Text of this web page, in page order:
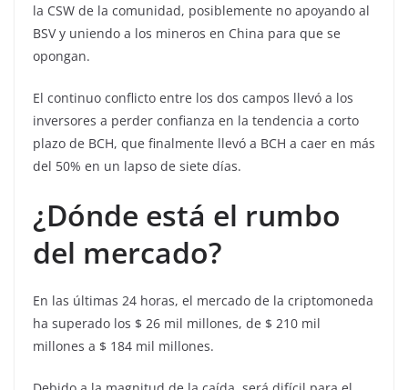
la CSW de la comunidad, posiblemente no apoyando al
BSV y uniendo a los mineros en China para que se
opongan.
El continuo conflicto entre los dos campos llevó a los
inversores a perder confianza en la tendencia a corto
plazo de BCH, que finalmente llevó a BCH a caer en más
del 50% en un lapso de siete días.
¿Dónde está el rumbo
del mercado?
En las últimas 24 horas, el mercado de la criptomoneda
ha superado los $ 26 mil millones, de $ 210 mil
millones a $ 184 mil millones.